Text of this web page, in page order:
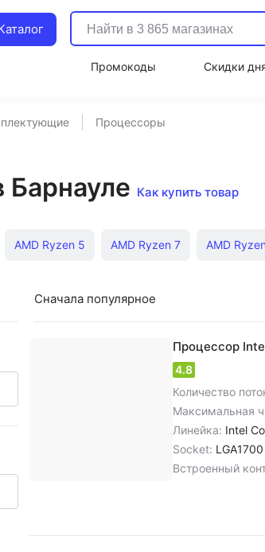
Промокоды Скидки
Процессоры
Как купить товар
AMD Ryzen 5 AMD Ryzen 7 AMD
Сначала популярное
Процессор
4.8
Количество
Максимальная
Линейка: Intel
Socket: LGA1700
Встроенный